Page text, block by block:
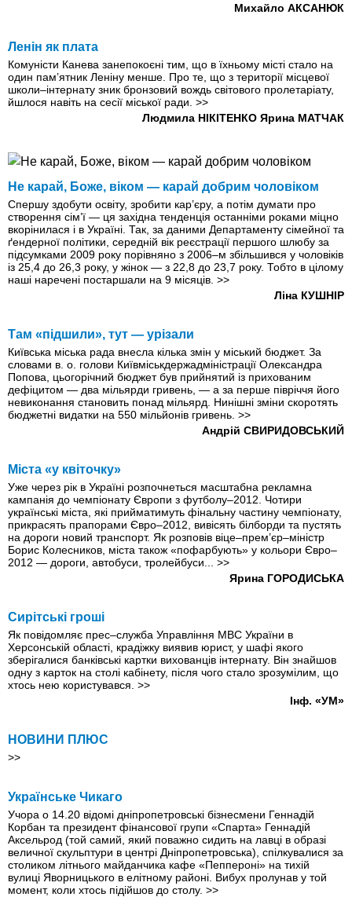
Михайло АКСАНЮК
Ленін як плата
Комуністи Канева занепокоєні тим, що в їхньому місті стало на
один пам’ятник Леніну менше. Про те, що з території місцевої
школи–інтернату зник бронзовий вождь світового пролетаріату,
йшлося навіть на сесії міської ради. >>
Людмила НІКІТЕНКО Ярина МАТЧАК
Не карай, Боже, віком — карай добрим чоловіком
Спершу здобути освіту, зробити кар’єру, а потiм думати про
створення сім’ї — ця західна тенденція останніми роками міцно
вкорінилася і в Україні. Так, за даними Департаменту сімейної та
ґендерної політики, середній вік реєстрації першого шлюбу за
підсумками 2009 року порівняно з 2006–м збільшився у чоловіків
iз 25,4 до 26,3 року, у жінок — з 22,8 до 23,7 року. Тобто в цілому
наші наречені постаршали на 9 місяців. >>
Ліна КУШНІР
Там «підшили», тут — урізали
Київська міська рада внесла кілька змін у міський бюджет. За
словами в. о. голови Київміськ­держадміністрації Олександра
Попова, цьогорічний бюджет був прийнятий із прихованим
дефіцитом — два мільярди гривень, — а за перше півріччя його
невиконання становить понад мільярд. Нинішні зміни скоротять
бюджетні видатки на 550 мільйонів гривень. >>
Андрій СВИРИДОВСЬКИЙ
Міста «у квіточку»
Уже через рік в Україні розпочнеться масштабна рекламна
кампанія до чемпіонату Європи з футболу–2012. Чотири
українські міста, які прийматимуть фінальну частину чемпіонату,
прикрасять прапорами Євро–2012, вивісять білборди та пустять
на дороги новий транспорт. Як розповів віце–прем’єр–міністр
Борис Колесников, міста також «пофарбують» у кольори Євро–
2012 — дороги, автобуси, тролейбуси... >>
Ярина ГОРОДИСЬКА
Сирітські гроші
Як повідомляє прес–служба Управління МВС України в
Херсонській області, крадіжку виявив юрист, у шафі якого
зберігалися банківські картки вихованців інтернату. Він знайшов
одну з карток на столі кабінету, після чого стало зрозумілим, що
хтось нею користувався. >>
Інф. «УМ»
НОВИНИ ПЛЮС
>>
Українське Чикаго
Учора о 14.20 відомі дніпропетровські бізнесмени Геннадій
Корбан та президент фінансової групи «Спарта» Геннадій
Аксельрод (той самий, який поважно сидить на лавці в образi
величної скульптури в центрі Дніпропетровська), спілкувалися за
столиком літнього майданчика кафе «Пеппероні» на тихій
вулиці Яворницького в елітному районі. Вибух пролунав у той
момент, коли хтось підійшов до столу. >>